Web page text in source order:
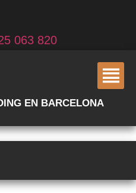
063 820
EN BARCELONA